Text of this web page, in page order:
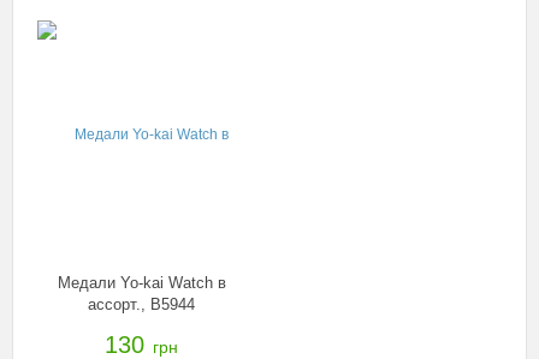
Медали Yo-kai Watch в
ассорт., B5944
130 грн